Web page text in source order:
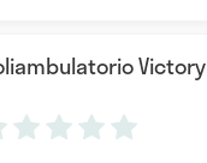
Victory